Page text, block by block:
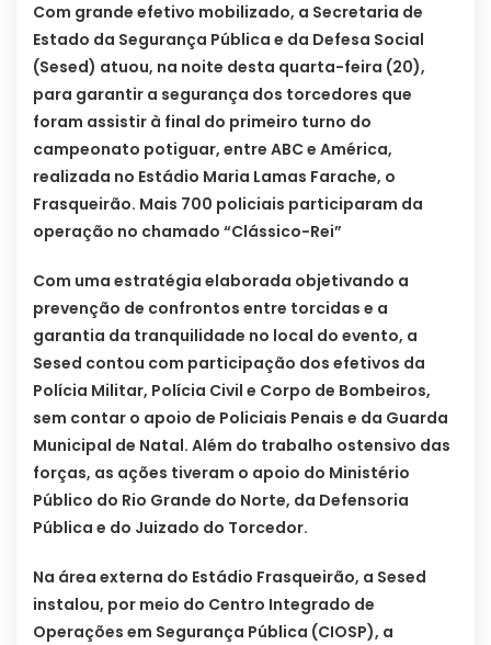
Com grande efetivo mobilizado, a Secretaria de
Estado da Segurança Pública e da Defesa Social
(Sesed) atuou, na noite desta quarta-feira (20),
para garantir a segurança dos torcedores que
foram assistir à final do primeiro turno do
campeonato potiguar, entre ABC e América,
realizada no Estádio Maria Lamas Farache, o
Frasqueirão. Mais 700 policiais participaram da
operação no chamado “Clássico-Rei”
Com uma estratégia elaborada objetivando a
prevenção de confrontos entre torcidas e a
garantia da tranquilidade no local do evento, a
Sesed contou com participação dos efetivos da
Polícia Militar, Polícia Civil e Corpo de Bombeiros,
sem contar o apoio de Policiais Penais e da Guarda
Municipal de Natal. Além do trabalho ostensivo das
forças, as ações tiveram o apoio do Ministério
Público do Rio Grande do Norte, da Defensoria
Pública e do Juizado do Torcedor.
Na área externa do Estádio Frasqueirão, a Sesed
instalou, por meio do Centro Integrado de
Operações em Segurança Pública (CIOSP), a